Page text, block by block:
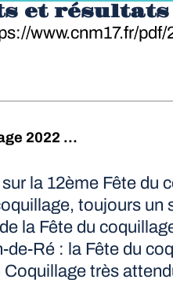
et résultats
www.cnm17.fr/
2022 …
la 12ème Fête du
toujours un
la Fête du
de-Ré : la Fête du
Coquillage très